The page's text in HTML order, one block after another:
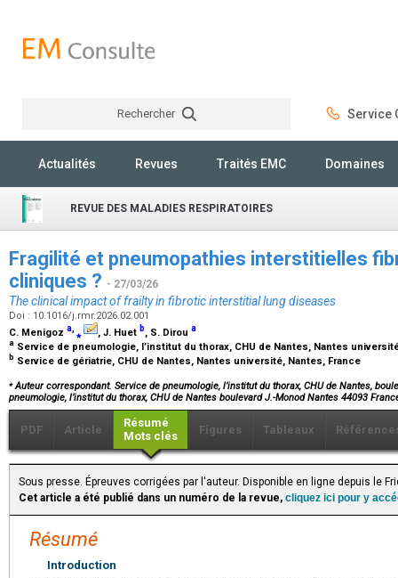
Rechercher Service
Actualités Revues Traités EMC Domaines
REVUE DES MALADIES RESPIRATOIRES
Fragilité et pneumopathies interstitielles
cliniques ? - 27/03/26
The clinical impact of frailty in fibrotic interstitial lung diseases
Doi : 10.1016/j.rmr.2026.02.001
C. Menigoz a,⁎ , J. Huet b, S. Dirou a
a Service de pneumologie, l’institut du thorax, CHU de Nantes, Nantes
b Service de gériatrie, CHU de Nantes, Nantes université, Nantes, France
⁎Auteur correspondant. Service de pneumologie, l’institut du thorax, CHU de Nantes,
pneumologie, l’institut du thorax, CHU de Nantes boulevard J.-Monod Nantes 44093
PDF Article
Résumé
Mots clés
Figures Tableaux
Sous presse. Épreuves corrigées par l'auteur. Disponible en ligne depuis le
Cet article a été publié dans un numéro de la revue, cliquez ici pour y
Résumé
Introduction